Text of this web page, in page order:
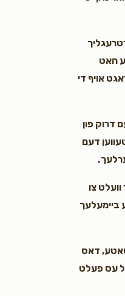
האט
אויף די
דרוק פון
דעם
צו
ביימעלעך
טאטע, דאס
עס פעלט